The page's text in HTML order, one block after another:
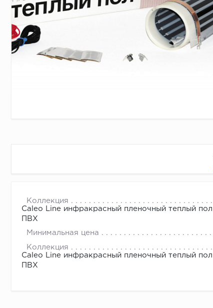
Коллекция
Caleo Line инфракрасный пленочный теплый
ПВХ
Минимальная цена
Коллекция
Caleo Line инфракрасный пленочный теплый
ПВХ